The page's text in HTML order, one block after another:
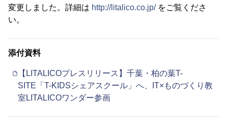
変更しました。詳細は http://litalico.co.jp/をご覧くださ
い。
添付資料
【LITALICOプレスリリース】千葉・柏の葉T-
SITE「T-KIDSシェアスクール」へ、IT×ものづくり教
室LITALICOワンダー参画